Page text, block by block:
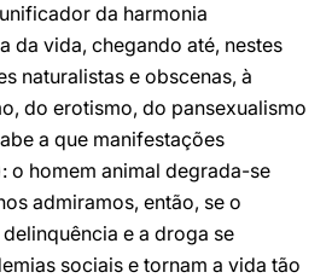
da harmonia
da vida, chegando até, nestes
naturalistas e obscenas, à
do erotismo, do pansexualismo
a que manifestações
o homem animal degrada-se
admiramos, então, se o
e a droga se
sociais e tornam a vida tão